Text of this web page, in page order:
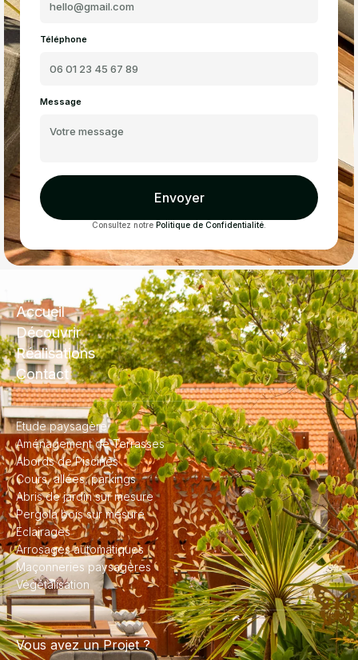
Téléphone
Message
Envoyer
Consultez notre Politique de Confidentialité
Vous avez un Projet ?
Accueil
Découvrir
Réalisations
Contact
Etude paysagère
Aménagement de Terrasses
Abords de Piscines
Cours, allées, parkings
Abris de jardin sur mesure
Pergola bois sur mesure
Eclairages
Arrosages automatiques
Maçonneries paysagères
Végétalisation